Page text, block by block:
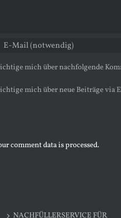
mich über nachfolgende
mich über neue Beiträge via
comment data is processed.
NACHFÜLLERSERVICE FÜR